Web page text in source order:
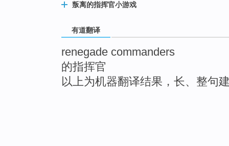
叛离的指挥官小游戏
有道翻译
renegade commanders
的指挥官
以上为机器翻译结果，长、整句